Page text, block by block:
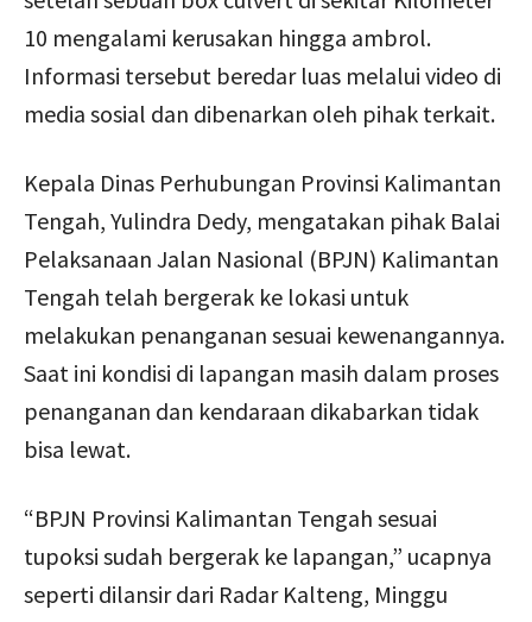
10 mengalami kerusakan hingga ambrol.
Informasi tersebut beredar luas melalui video di
media sosial dan dibenarkan oleh pihak terkait.
Kepala Dinas Perhubungan Provinsi Kalimantan
Tengah, Yulindra Dedy, mengatakan pihak Balai
Pelaksanaan Jalan Nasional (BPJN) Kalimantan
Tengah telah bergerak ke lokasi untuk
melakukan penanganan sesuai kewenangannya.
Saat ini kondisi di lapangan masih dalam proses
penanganan dan kendaraan dikabarkan tidak
bisa lewat.
“BPJN Provinsi Kalimantan Tengah sesuai
tupoksi sudah bergerak ke lapangan,” ucapnya
seperti dilansir dari Radar Kalteng, Minggu